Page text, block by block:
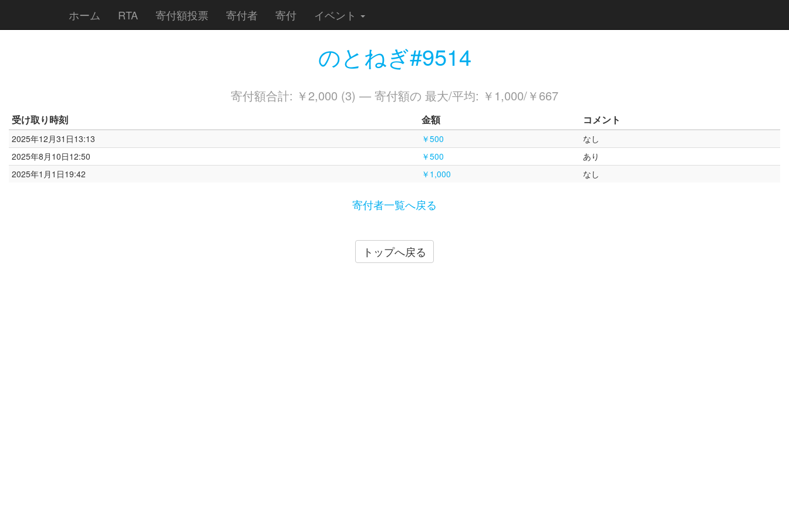
ホーム RTA 寄付額投票 寄付者 寄付 イベント
のとねぎ#9514
寄付額合計: ￥2,000 (3) — 寄付額の 最大/平均: ￥1,000/￥667
受け取り時刻 金額 コメント
2025年12月31日13:13 ￥500
なし
2025年8月10日12:50
￥500
あり
2025年1月1日19:42
￥1,000 なし
寄付者一覧へ戻る
トップへ戻る